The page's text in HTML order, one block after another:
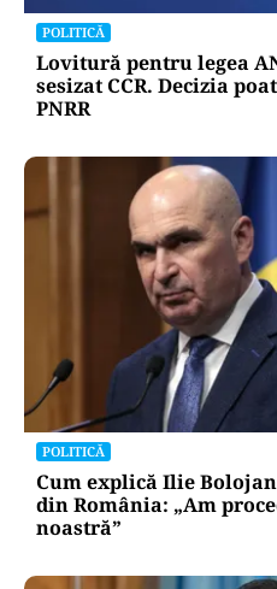
POLITICĂ
Lovitură pentru legea
sesizat CCR. Decizia
PNRR
POLITICĂ
Cum explică Ilie
din România: „Am
noastră”